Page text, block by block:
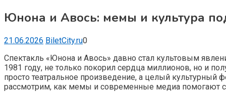
Юнона и Авось: мемы и культура
21.06.2026 BiletCity.ru0
Спектакль «Юнона и Авось» давно стал культовым
1981 году, не только покорил сердца миллионов, но и
просто театральное произведение, а целый
рассмотрим, как мемы и современные медиа помогают